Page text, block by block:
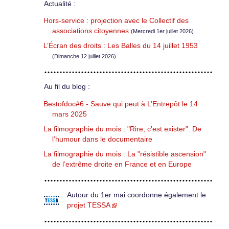
Actualité :
Hors-service : projection avec le Collectif des
associations citoyennes (Mercredi 1er juillet 2026)
L’Écran des droits : Les Balles du 14 juillet 1953
(Dimanche 12 juillet 2026)
Au fil du blog :
Bestofdoc#6 - Sauve qui peut à L’Entrepôt le 14
mars 2025
La filmographie du mois : "Rire, c’est exister". De
l’humour dans le documentaire
La filmographie du mois : La "résistible ascension"
de l’extrême droite en France et en Europe
Autour du 1er mai coordonne également le
projet TESSA